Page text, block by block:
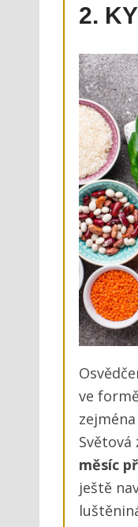
2.
ve
měsíc
ještě